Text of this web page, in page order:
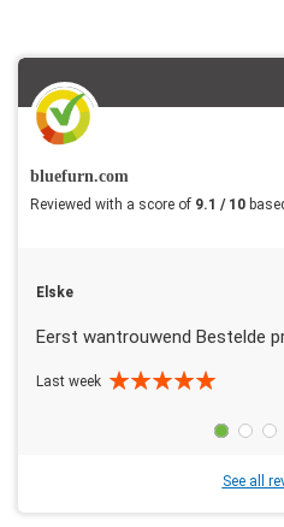
bluefurn.com
Reviewed with a score of 9.1 / 10
Elske
Eerst wantrouwend Bestelde
Last week
See all